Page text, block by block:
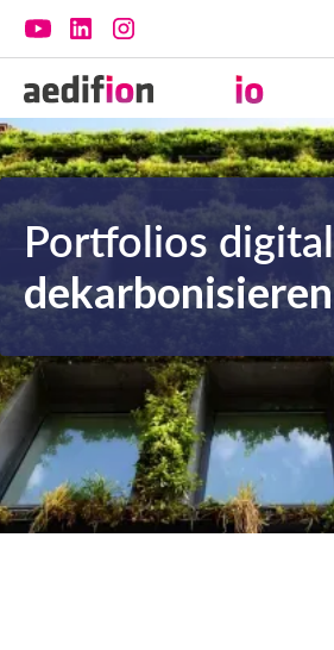
Portfolios digital
dekarbonisieren